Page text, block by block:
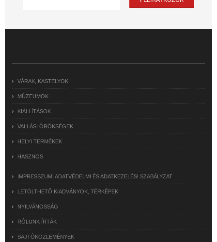
VÁRAK, KASTÉLYOK
MÚZEUMOK
KIÁLLÍTÁSOK
VALLÁSI ÖRÖKSÉGEK
HELYI TERMÉKEK
HASZNOS
IMPRESSZUM, ADATVÉDELMI ÉS ADATKEZELÉSI SZABÁLYZAT
LETÖLTHETŐ KIADVÁNYOK, TÉRKÉPEK
NYILVÁNOSSÁG
RÓLUNK ÍRTÁK
SAJTÓKÖZLEMÉNYEK